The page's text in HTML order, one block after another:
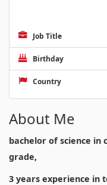
Job Title
Birthday
Country
About Me
bachelor of science in
grade,
3 years experience in